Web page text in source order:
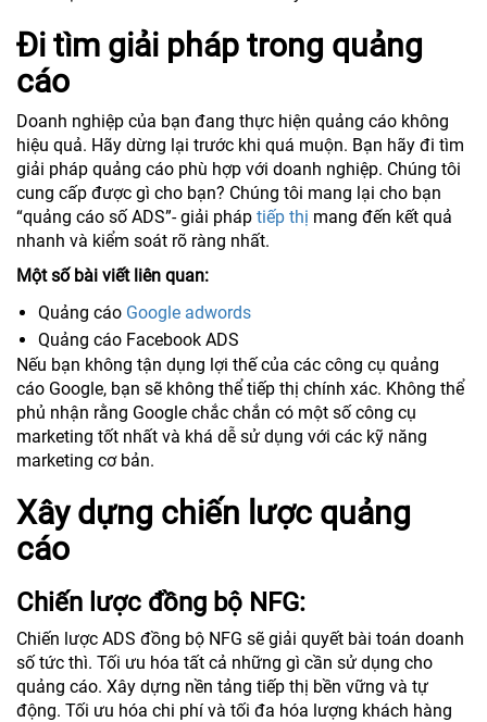
Đi tìm giải pháp trong quảng
cáo
Doanh nghiệp của bạn đang thực hiện quảng cáo không
hiệu quả. Hãy dừng lại trước khi quá muộn. Bạn hãy đi tìm
giải pháp quảng cáo phù hợp với doanh nghiệp. Chúng tôi
cung cấp được gì cho bạn? Chúng tôi mang lại cho bạn
“quảng cáo số ADS”- giải pháp tiếp thị mang đến kết quả
nhanh và kiểm soát rõ ràng nhất.
Một số bài viết liên quan:
Quảng cáo Google adwords
Quảng cáo Facebook ADS
Nếu bạn không tận dụng lợi thế của các công cụ quảng
cáo Google, bạn sẽ không thể tiếp thị chính xác. Không thể
phủ nhận rằng Google chắc chắn có một số công cụ
marketing tốt nhất và khá dễ sử dụng với các kỹ năng
marketing cơ bản.
Xây dựng chiến lược quảng
cáo
Chiến lược đồng bộ NFG:
Chiến lược ADS đồng bộ NFG sẽ giải quyết bài toán doanh
số tức thì. Tối ưu hóa tất cả những gì cần sử dụng cho
quảng cáo. Xây dựng nền tảng tiếp thị bền vững và tự
động. Tối ưu hóa chi phí và tối đa hóa lượng khách hàng